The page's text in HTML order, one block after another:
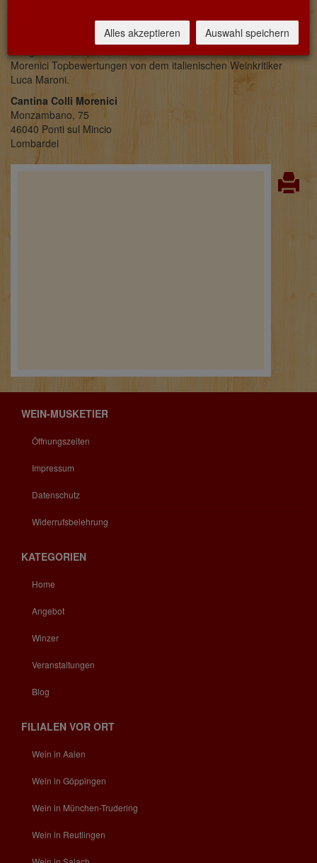
diese Weine werden auch Sie begeistern!
Morenici Topbewertungen von dem italienischen Weinkritiker
Luca Maroni.
Cantina Colli Morenici
Monzambano, 75
46040 Ponti sul Mincio
Lombardei
WEIN-MUSKETIER
Öffnungszeiten
Impressum
Datenschutz
Widerrufsbelehrung
KATEGORIEN
Home
Angebot
Winzer
Veranstaltungen
Blog
FILIALEN VOR ORT
Wein in Aalen
Wein in Göppingen
Wein in München-Trudering
Wein in Reutlingen
Alles akzeptieren Auswahl speichern